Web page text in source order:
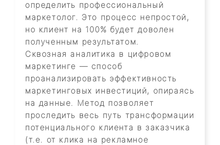
определить профессиональный
маркетолог. Это процесс непростой,
но клиент на 100% будет доволен
полученным результатом.
Сквозная аналитика в цифровом
маркетинге — способ
проанализировать эффективность
маркетинговых инвестиций, опираясь
на данные. Метод позволяет
проследить весь путь трансформации
потенциального клиента в заказчика
(т.е. от клика на рекламное